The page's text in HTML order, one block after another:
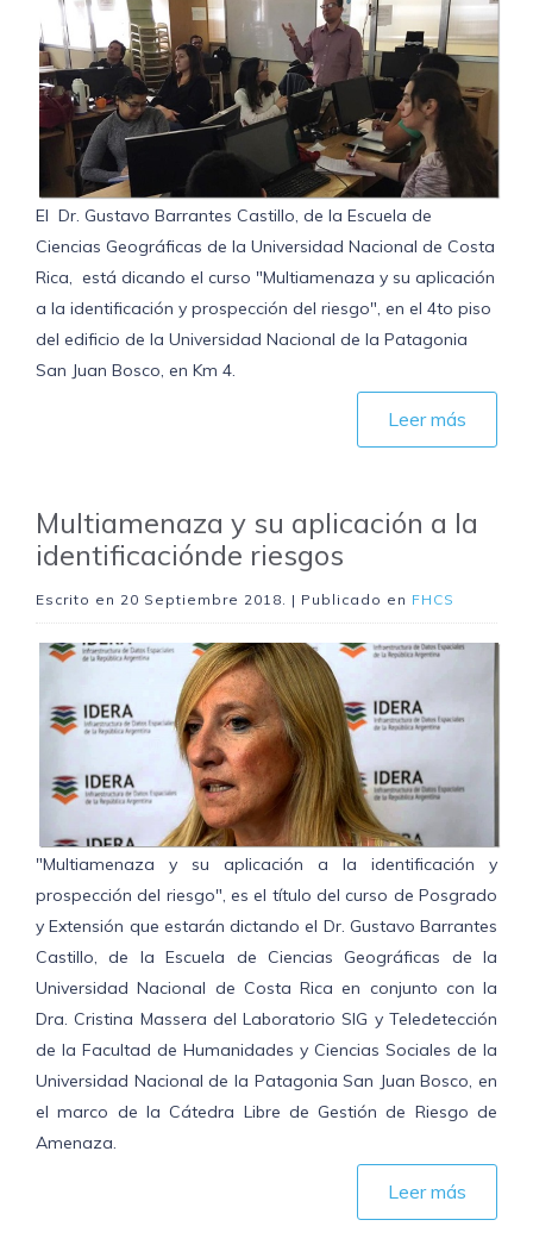
El Dr. Gustavo Barrantes Castillo, de la Escuela de
Ciencias Geográficas de la Universidad Nacional de Costa
Rica, está dicando el curso "Multiamenaza y su aplicación
a la identificación y prospección del riesgo", en el 4to piso
del edificio de la Universidad Nacional de la Patagonia
San Juan Bosco, en Km 4.
Leer más
Multiamenaza y su aplicación a la
identificaciónde riesgos
Escrito en 20 Septiembre 2018. | Publicado en FHCS
"Multiamenaza y su aplicación a la identificación y
prospección del riesgo", es el título del curso de Posgrado
y Extensión que estarán dictando el Dr. Gustavo Barrantes
Castillo, de la Escuela de Ciencias Geográficas de la
Universidad Nacional de Costa Rica en conjunto con la
Dra. Cristina Massera del Laboratorio SIG y Teledetección
de la Facultad de Humanidades y Ciencias Sociales de la
Universidad Nacional de la Patagonia San Juan Bosco, en
el marco de la Cátedra Libre de Gestión de Riesgo de
Amenaza.
Leer más